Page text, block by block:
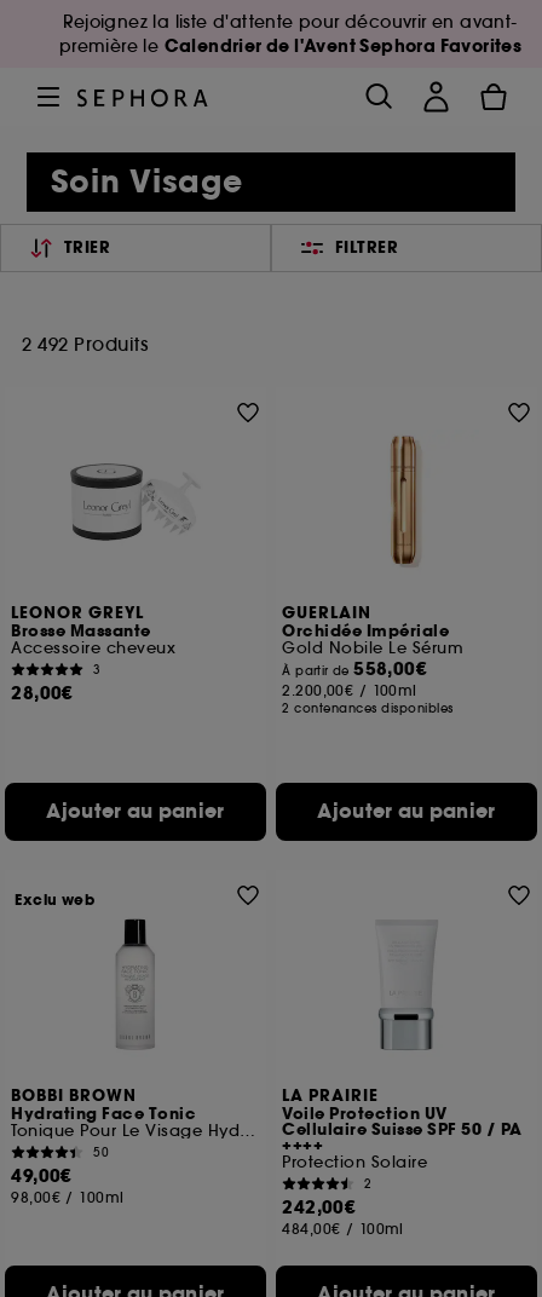
Rejoignez la liste d'attente pour découvrir en avant-
première le Calendrier de l'Avent Sephora Favorites
Soin Visage
TRIER FILTRER
2 492 Produits
LEONOR GREYL
Brosse Massante
Accessoire cheveux
3
28,00€
Ajouter au panier
GUERLAIN
Orchidée Impériale
Gold Nobile Le Sérum
À partir de558,00€
2.200,00€ / 100ml
2 contenances disponibles
Ajouter au panier
BOBBI BROWN
Hydrating Face Tonic
Tonique Pour Le Visage Hydratant
50
49,00€
98,00€ / 100ml
Exclu web
LA PRAIRIE
Voile Protection UV
Cellulaire Suisse SPF 50 / PA
++++
Protection Solaire
2
242,00€
484,00€ / 100ml